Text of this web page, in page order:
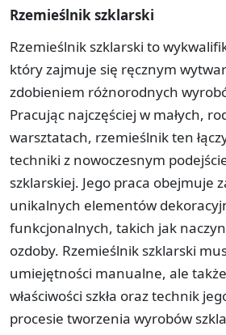
Rzemieślnik szklarski
Rzemieślnik szklarski to
który zajmuje się ręcznym
zdobieniem różnorodnych
Pracując najczęściej w małych,
warsztatach, rzemieślnik ten
techniki z nowoczesnym
szklarskiej. Jego praca obejmuje
unikalnych elementów
funkcjonalnych, takich jak
ozdoby. Rzemieślnik szklarski
umiejętności manualne, ale
właściwości szkła oraz technik
procesie tworzenia wyrobów